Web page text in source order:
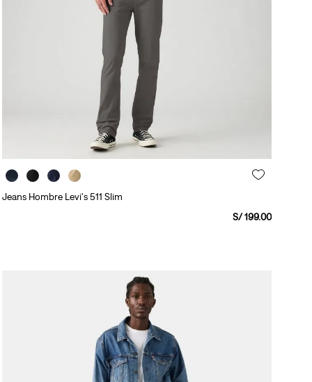
Jeans Hombre Levi's 511 Slim
S/ 199.00